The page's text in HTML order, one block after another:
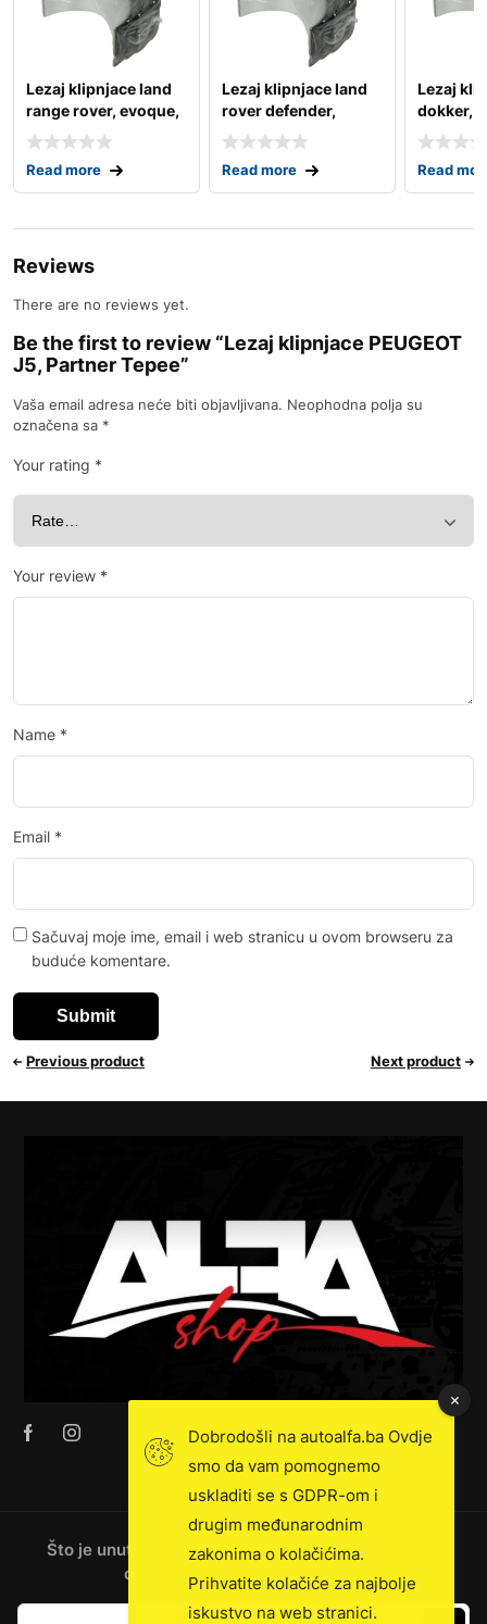
Lezaj klipnjace land
range rover, evoque,
sport, velar
Read more
Lezaj klipnjace land
rover defender,
discovery sport, fr
Read more
Lezaj
dokker,
jogger,
Read
Reviews
There are no reviews yet.
Be the first to review “Lezaj klipnjace PEUGEOT
J5, Partner Tepee”
Vaša email adresa neće biti objavljivana. Neophodna polja su
označena sa *
Your rating *
Your review *
Name *
Email *
Sačuvaj moje ime, email i web stranicu u ovom browseru za
buduće komentare.
Previous product Next product
Što je unutra: novosti, ekskluzivna prodaja, vijesti
o kamionima i još mnogo toga!
Dobrodošli na autoalfa.ba Ovdje
smo da vam pomognemo
uskladiti se s GDPR-om i
drugim međunarodnim
zakonima o kolačićima.
Prihvatite kolačiće za najbolje
iskustvo na web stranici.